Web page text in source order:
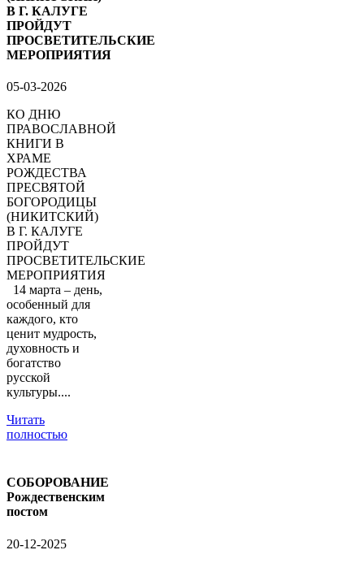
В Г. КАЛУГЕ
ПРОЙДУТ
ПРОСВЕТИТЕЛЬСКИЕ
МЕРОПРИЯТИЯ
05-03-2026
КО ДНЮ
ПРАВОСЛАВНОЙ
КНИГИ В
ХРАМЕ
РОЖДЕСТВА
ПРЕСВЯТОЙ
БОГОРОДИЦЫ
(НИКИТСКИЙ)
В Г. КАЛУГЕ
ПРОЙДУТ
ПРОСВЕТИТЕЛЬСКИЕ
МЕРОПРИЯТИЯ
14 марта – день,
особенный для
каждого, кто
ценит мудрость,
духовность и
богатство
русской
культуры....
Читать
полностью
СОБОРОВАНИЕ
Рождественским
постом
20-12-2025